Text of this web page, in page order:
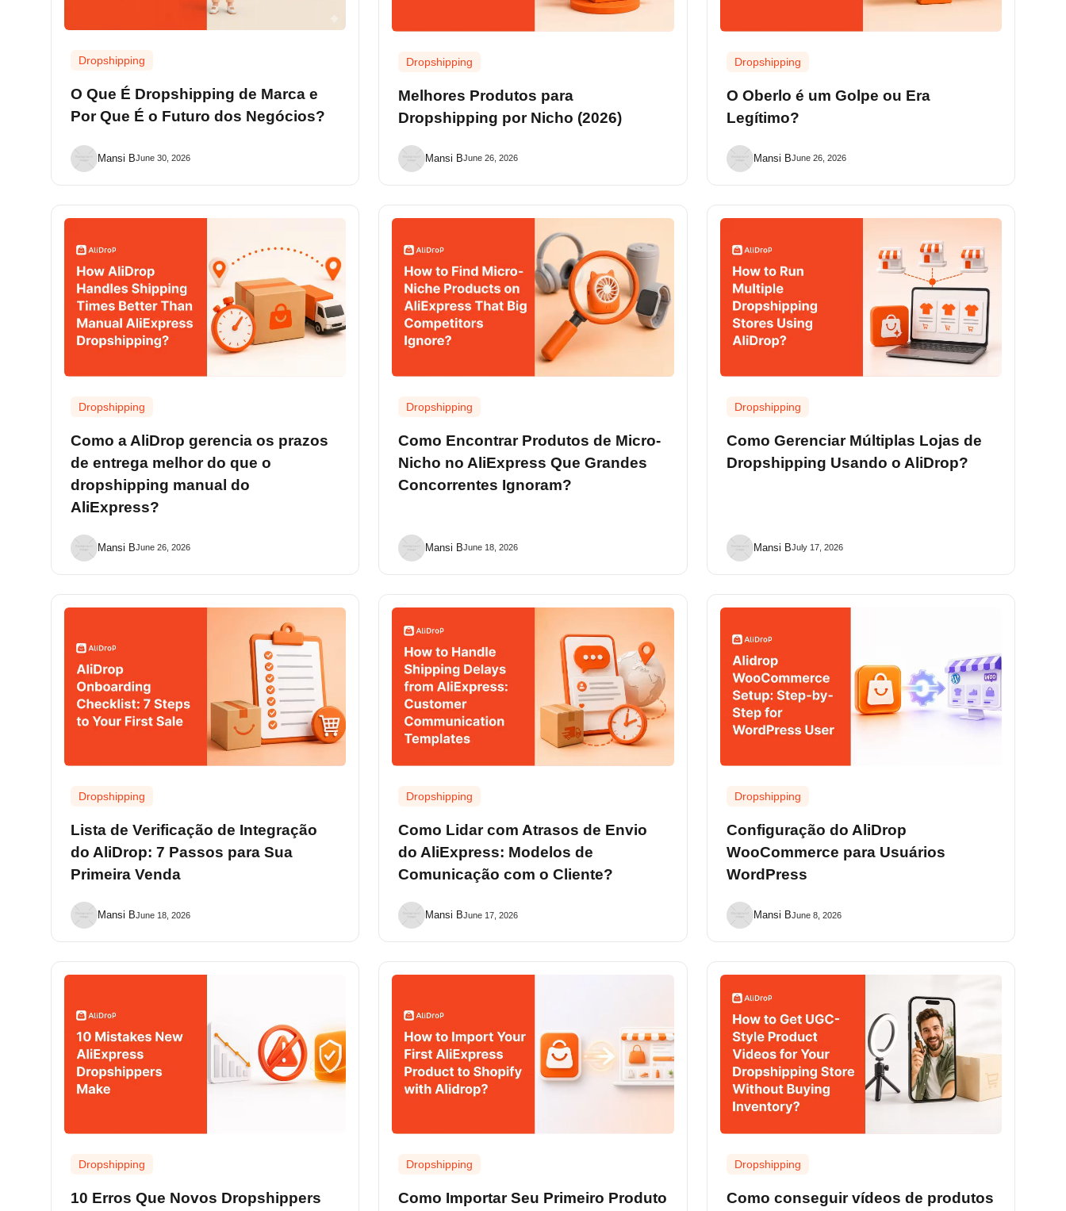
Dropshipping
O Que É Dropshipping de Marca e
Por Que É o Futuro dos Negócios?
Mansi BJune 30, 2026
Dropshipping
Melhores Produtos para
Dropshipping por Nicho (2026)
Mansi BJune 26, 2026
Dropshipping
O Oberlo é um Golpe ou Era
Legítimo?
Mansi BJune 26, 2026
Dropshipping
Como a AliDrop gerencia os prazos
de entrega melhor do que o
dropshipping manual do
AliExpress?
Mansi BJune 26, 2026
Dropshipping
Como Encontrar Produtos de Micro-
Nicho no AliExpress Que Grandes
Concorrentes Ignoram?
Mansi BJune 18, 2026
Dropshipping
Como Gerenciar Múltiplas Lojas de
Dropshipping Usando o AliDrop?
Mansi BJuly 17, 2026
Dropshipping
Lista de Verificação de Integração
do AliDrop: 7 Passos para Sua
Primeira Venda
Mansi BJune 18, 2026
Dropshipping
Como Lidar com Atrasos de Envio
do AliExpress: Modelos de
Comunicação com o Cliente?
Mansi BJune 17, 2026
Dropshipping
Configuração do AliDrop
WooCommerce para Usuários
WordPress
Mansi BJune 8, 2026
Dropshipping
10 Erros Que Novos Dropshippers
Dropshipping
Como Importar Seu Primeiro Produto
Dropshipping
Como conseguir vídeos de produtos